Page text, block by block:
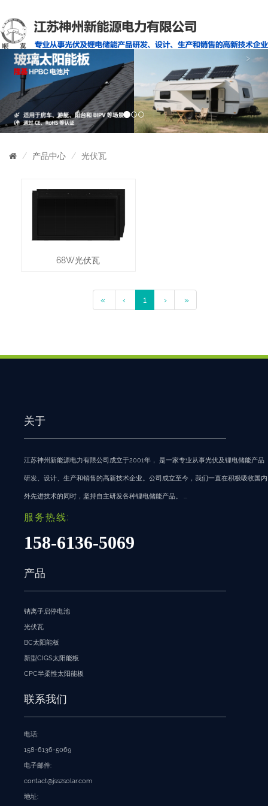
‹ ›
产品中心 光伏瓦
68W光伏瓦
« ‹ 1 › »
关于
江苏神州新能源电力有限公司成立于2001年， 是一家专业从事光伏及锂电储能产品
研发、设计、生产和销售的高新技术企业。公司成立至今，我们一直在积极吸收国内
外先进技术的同时，坚持自主研发各种锂电储能产品。 ...
服务热线:
158-6136-5069
产品
钠离子启停电池
光伏瓦
BC太阳能板
新型CIGS太阳能板
CPC半柔性太阳能板
联系我们
电话:
158-6136-5069
电子邮件:
contact@jsszsolar.com
地址: